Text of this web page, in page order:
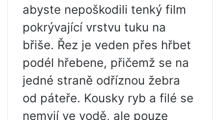
abyste nepoškodili tenký film
pokrývající vrstvu tuku na
břiše. Řez je veden přes hřbet
podél hřebene, přičemž se na
jedné straně odříznou žebra
od páteře. Kousky ryb a filé se
nemyjí ve vodě, ale pouze